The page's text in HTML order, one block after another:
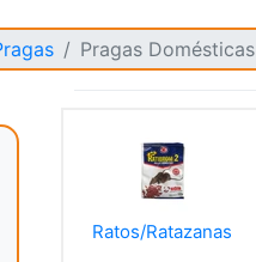
Pragas Domésticas
Ratos/Ratazanas